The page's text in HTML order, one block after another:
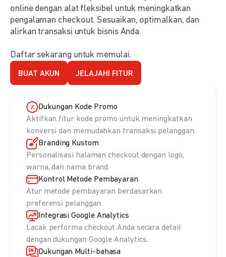
online dengan alat fleksibel untuk meningkatkan
pengalaman checkout. Sesuaikan, optimalkan, dan
alirkan transaksi untuk bisnis Anda.
Daftar sekarang untuk memulai.
BUAT AKUN JELAJAHI FITUR
Dukungan Kode Promo
Aktifkan fitur kode promo untuk meningkatkan
konversi dan memudahkan transaksi pelanggan.
Branding Kustom
Personalisasi halaman checkout dengan logo,
warna, dan nama brand.
Kontrol Metode Pembayaran
Atur metode pembayaran berdasarkan
preferensi pelanggan.
Integrasi Google Analytics
Lacak performa checkout Anda secara detail
dengan dukungan Google Analytics.
Dukungan Multi-bahasa